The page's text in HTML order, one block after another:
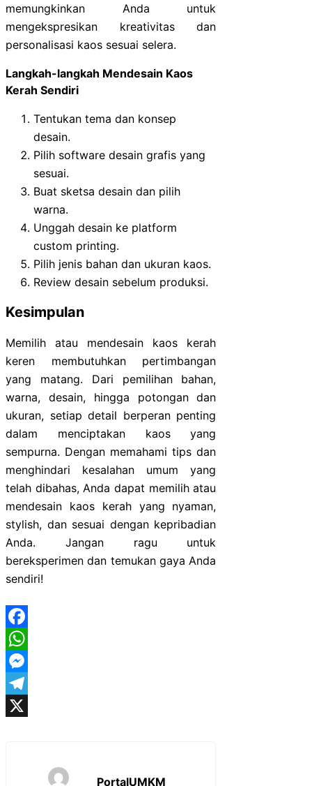
memungkinkan Anda untuk
mengekspresikan kreativitas dan
personalisasi kaos sesuai selera.
Langkah-langkah Mendesain Kaos
Kerah Sendiri
Tentukan tema dan konsep
desain.
Pilih software desain grafis yang
sesuai.
Buat sketsa desain dan pilih
warna.
Unggah desain ke platform
custom printing.
Pilih jenis bahan dan ukuran kaos.
Review desain sebelum produksi.
Kesimpulan
Memilih atau mendesain kaos kerah
keren membutuhkan pertimbangan
yang matang. Dari pemilihan bahan,
warna, desain, hingga potongan dan
ukuran, setiap detail berperan penting
dalam menciptakan kaos yang
sempurna. Dengan memahami tips dan
menghindari kesalahan umum yang
telah dibahas, Anda dapat memilih atau
mendesain kaos kerah yang nyaman,
stylish, dan sesuai dengan kepribadian
Anda. Jangan ragu untuk
bereksperimen dan temukan gaya Anda
sendiri!
Facebook
WhatsApp
Messenger
Telegram
PortalUMKM